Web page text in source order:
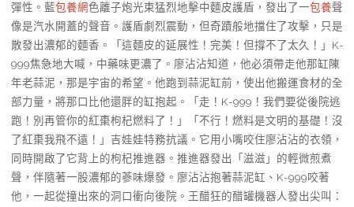
彈性。藍包養網色離子炮光束猛烈地擊中麵皮護盾，發出了一包養聲
像是汽水開蓋的聲音。護盾劇烈震動，但奇蹟般地擋住了攻擊，只是
散發出濃郁的麵香。「這麵皮的延展性！完美！但撐不了太久！」K-
999焦急地大喊，中藥味更濃了。廖沾沾知道，他必須帶走他那缸陳
年老蒜泥，那是宇宙的希望。他跑到蒜泥缸前，使出他搬運食材的全
部力量，將那口比他還胖的缸抱起。「走！K-999！我們要從後院逃
跑！別再管你的紅棗枸杞燃料了！」「不行！燃料是文明的基礎！沒
了紅棗我飛不遠！」吉娃娃特務抗議。它用小嘴咬住廖沾沾的衣領，
同時開啟了它背上的枸杞推進器。推進器發出「滋滋」的輕微煎煮
聲，伴隨著一股濃郁的蔘味爆發。廖沾沾抱著蒜泥缸、K-999咬著
他，一起從撞出來的洞口衝向後院。王醋狂的醋罐機器人發出尖叫：